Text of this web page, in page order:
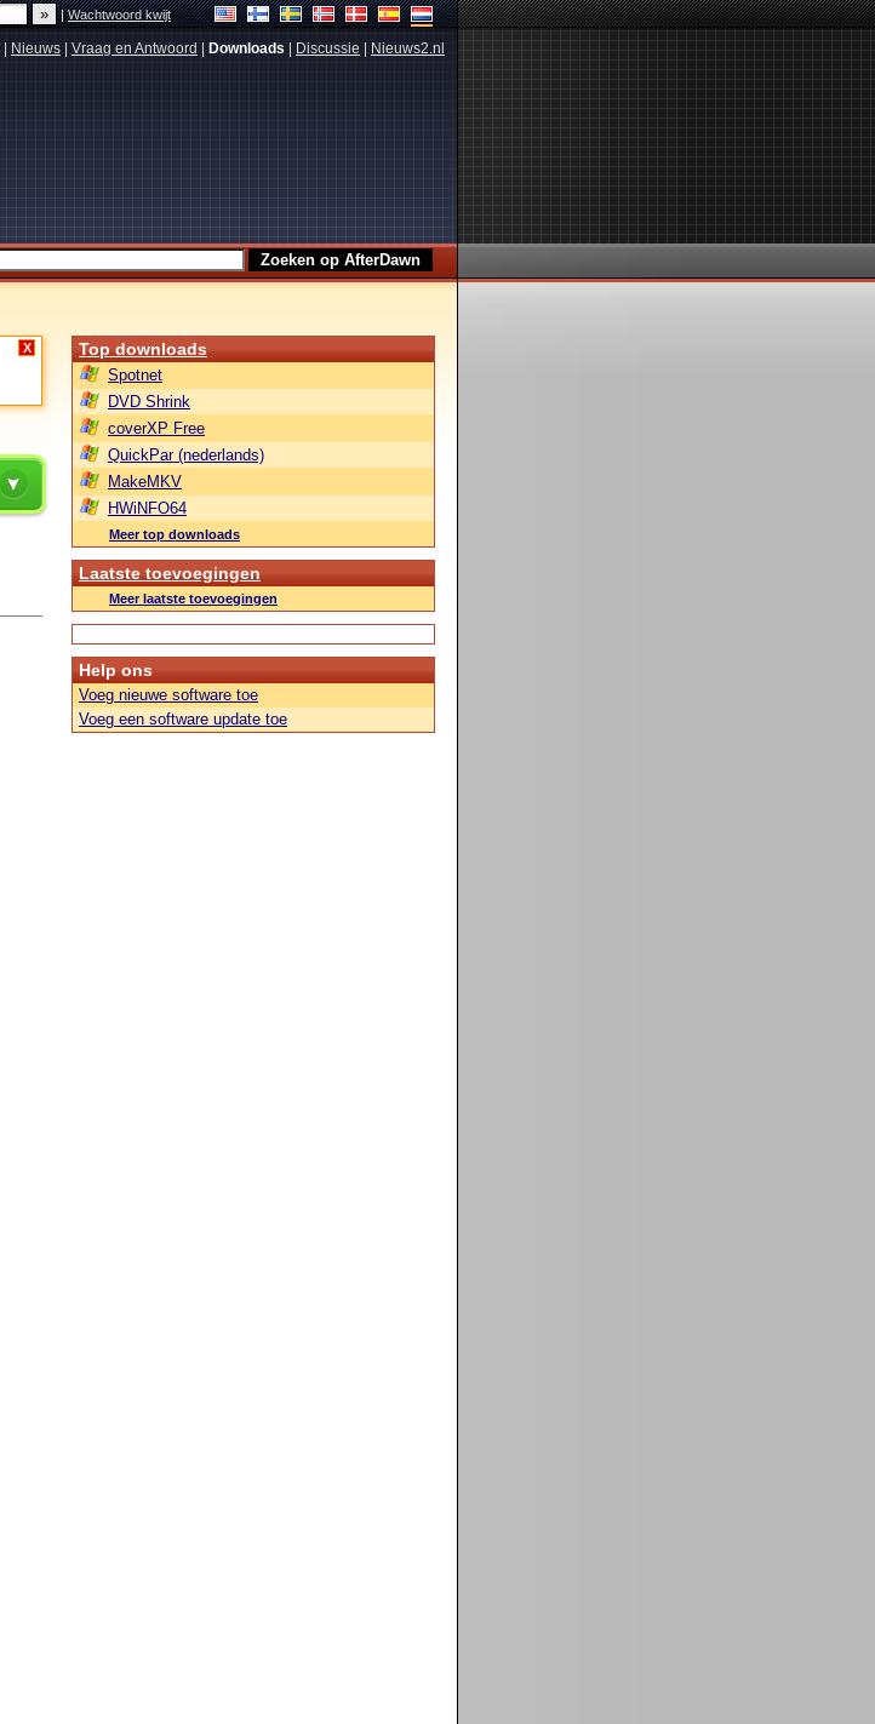
|Wachtwoord kwijt
Nieuws Vraag en Antwoord Downloads Discussie Nieuws2.nl
X Top downloads
Spotnet
DVD Shrink
coverXP Free
QuickPar (nederlands)
MakeMKV
HWiNFO64
Meer top downloads
Laatste toevoegingen
Meer laatste toevoegingen
Help ons
Voeg nieuwe software toe
Voeg een software update toe